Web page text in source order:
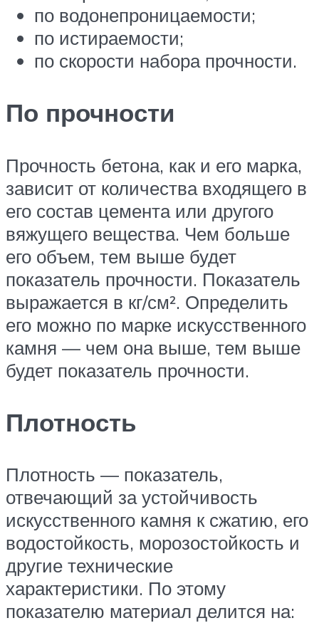
по водонепроницаемости;
по истираемости;
по скорости набора прочности.
По прочности
Прочность бетона, как и его марка,
зависит от количества входящего в
его состав цемента или другого
вяжущего вещества. Чем больше
его объем, тем выше будет
показатель прочности. Показатель
выражается в кг/см². Определить
его можно по марке искусственного
камня — чем она выше, тем выше
будет показатель прочности.
Плотность
Плотность — показатель,
отвечающий за устойчивость
искусственного камня к сжатию, его
водостойкость, морозостойкость и
другие технические
характеристики. По этому
показателю материал делится на: